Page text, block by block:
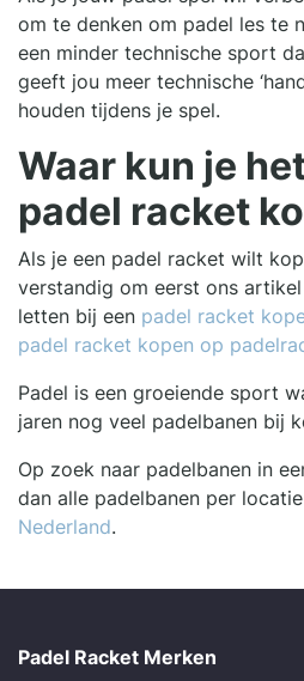
om te denken om padel les te
een minder technische sport
geeft jou meer technische
houden tijdens je spel.
Waar kun je
padel racket
Als je een padel racket wilt
verstandig om eerst ons
letten bij een padel racket
padel racket kopen op
Padel is een groeiende sport
jaren nog veel padelbanen bij
Op zoek naar padelbanen in
dan alle padelbanen per
Nederland.
Padel Racket Merken